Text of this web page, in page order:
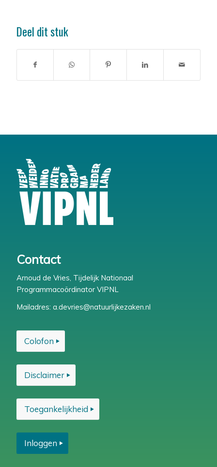
Deel dit stuk
Contact
Arnoud de Vries, Tijdelijk Nationaal
Programmacoördinator VIPNL
Mailadres: a.devries@natuurlijkezaken.nl
Colofon
Disclaimer
Toegankelijkheid
Inloggen